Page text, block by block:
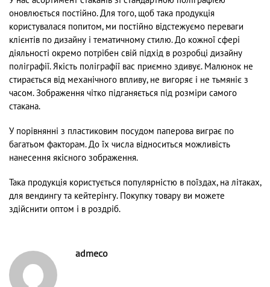
оновлюється постійно. Для того, щоб така продукція
користувалася попитом, ми постійно відстежуємо переваги
клієнтів по дизайну і тематичному стилю. До кожної сфері
діяльності окремо потрібен свій підхід в розробці дизайну
поліграфії. Якість поліграфії вас приємно здивує. Малюнок не
стирається від механічного впливу, не вигоряє і не тьмяніє з
часом. Зображення чітко підганяється під розміри самого
стакана.
У порівнянні з пластиковим посудом паперова виграє по
багатьом факторам. До їх числа відноситься можливість
нанесення якісного зображення.
Така продукція користується популярністю в поїздах, на літаках,
для вендингу та кейтерінгу. Покупку товару ви можете
здійснити оптом і в роздріб.
admeco